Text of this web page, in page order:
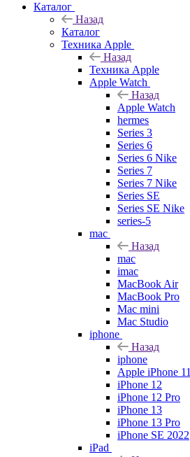
Каталог
Назад
Каталог
Техника Apple
Назад
Техника Apple
Apple Watch
Назад
Apple Watch
hermes
Series 3
Series 6
Series 6 Nike
Series 7
Series 7 Nike
Series SE
Series SE Nike
series-5
mac
Назад
mac
imac
MacBook Air
MacBook Pro
Mac mini
Mac Studio
iphone
Назад
iphone
Apple iPhone 11
iPhone 12
iPhone 12 Pro
iPhone 13
iPhone 13 Pro
iPhone SE 2022
iPad